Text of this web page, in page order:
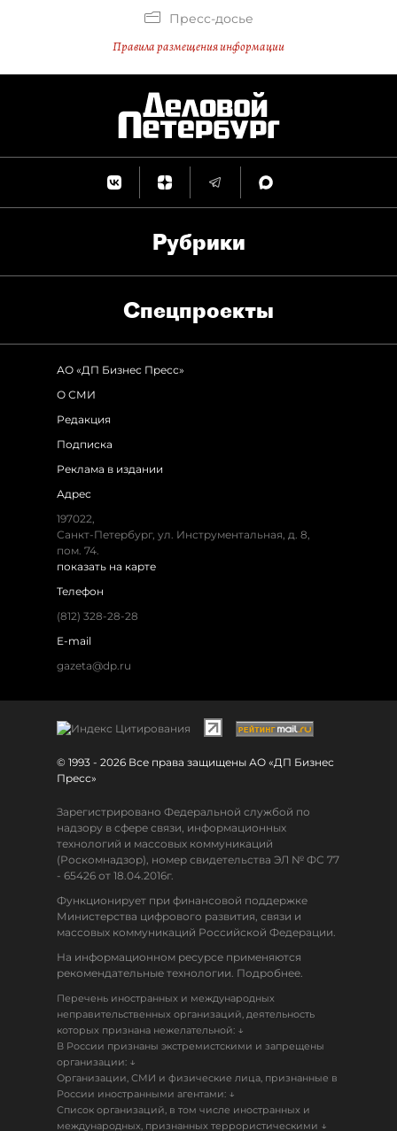
Пресс-досье
Правила размещения информации
Рубрики
Спец­проекты
АО «ДП Бизнес Пресс»
О СМИ
Редакция
Подписка
Реклама в издании
Адрес
197022,
Санкт-Петербург, ул. Инструментальная, д. 8,
пом. 74.
показать на карте
Телефон
(812) 328-28-28
E-mail
gazeta@dp.ru
© 1993 - 2026 Все права защищены АО «ДП Бизнес
Пресс»
Зарегистрировано Федеральной службой по
надзору в сфере связи, информационных
технологий и массовых коммуникаций
(Роскомнадзор), номер свидетельства ЭЛ № ФС 77
- 65426 от 18.04.2016г.
Функционирует при финансовой поддержке
Министерства цифрового развития, связи и
массовых коммуникаций Российской Федерации.
На информационном ресурсе применяются
рекомендательные технологии. Подробнее.
Перечень иностранных и международных
неправительственных организаций, деятельность
которых признана нежелательной: ↓
В России признаны экстремистскими и запрещены
организации: ↓
Организации, СМИ и физические лица, признанные в
России иностранными агентами: ↓
Список организаций, в том числе иностранных и
международных, признанных террористическими ↓